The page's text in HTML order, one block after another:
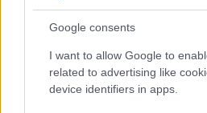
Google consents
I want to allow Google to
related to advertising like
device identifiers in apps.